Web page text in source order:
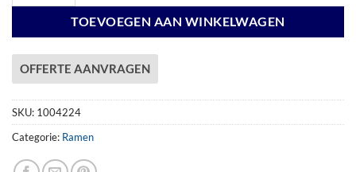
TOEVOEGEN AAN WINKELWAGEN
OFFERTE AANVRAGEN
SKU: 1004224
Categorie: Ramen